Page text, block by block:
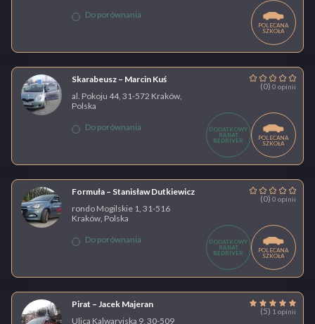
Do porównania
POLECANA
SZKOŁA
Skarabeusz – Marcin Kuś
(0) 0 opinii
al. Pokoju 44, 31-572 Kraków,
Polska
Do porównania
DODATKOWY
RABAT
BEDRIVER
POLECANA
SZKOŁA
Formuła – Stanisław Dutkiewicz
(0) 0 opinii
rondo Mogilskie 1, 31-516
Kraków, Polska
Do porównania
DODATKOWY
RABAT
BEDRIVER
POLECANA
SZKOŁA
Pirat – Jacek Majeran
(5) 1 opinii
Ulica Kalwaryjska 9, 30-509